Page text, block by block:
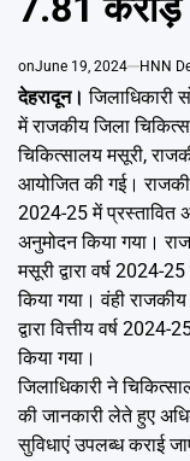
onJune 19, 2024 HNN
देहरादून। जिलाधिकारी
में राजकीय जिला
चिकित्सालय मसूरी,
आयोजित की गई।
2024-25 में प्रस्तावित
अनुमोदन किया गया।
मसूरी द्वारा वर्ष
किया गया। वंही
द्वारा वित्तीय वर्ष
किया गया।
जिलाधिकारी ने
की जानकारी लेते हुए
सुविधाएं उपलब्ध कराई